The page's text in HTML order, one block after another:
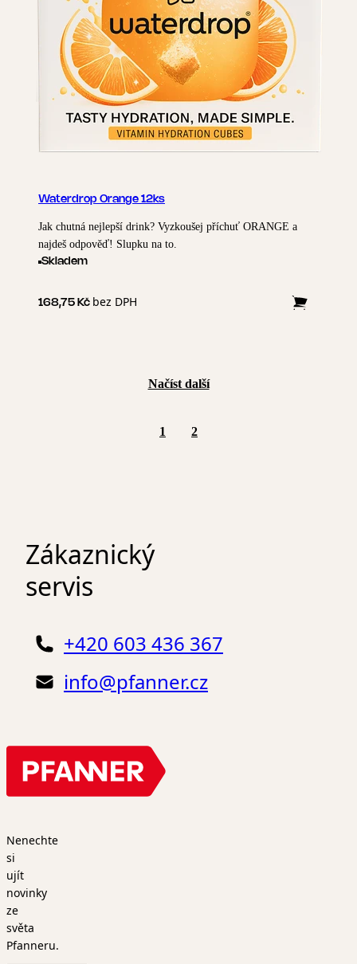
Waterdrop Orange 12ks
Jak chutná nejlepší drink? Vyzkoušej příchuť ORANGE a
najdeš odpověď! Slupku na to.
Skladem
168,75 Kč bez DPH
Načíst další
1 2
Nenechte
si
ujít
novinky
ze
světa
Pfanneru.
Zákaznický
servis
+420 603 436 367
info@pfanner.cz